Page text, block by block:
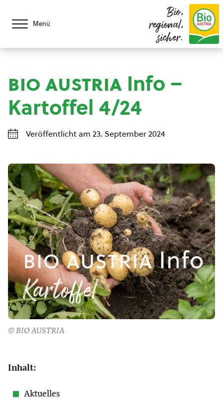
Menü
Bio,
regional,
sicher.
bio austria Info –
Kartoffel 4/24
Veröffentlicht am 23. September 2024
© BIO AUSTRIA
Inhalt:
Aktuelles